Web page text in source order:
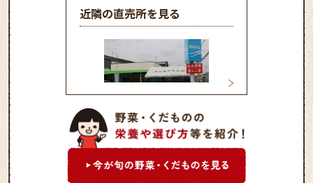
近隣の直売所を見る
菜々の里 産直センター扶